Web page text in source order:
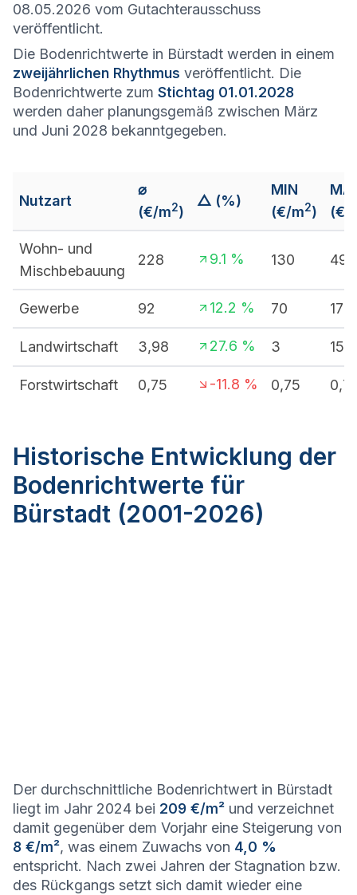
08.05.2026 vom Gutachterausschuss
veröffentlicht.
Die Bodenrichtwerte in Bürstadt werden in einem
zweijährlichen Rhythmus veröffentlicht. Die
Bodenrichtwerte zum Stichtag 01.01.2028
werden daher planungsgemäß zwischen März
und Juni 2028 bekanntgegeben.
Nutzart
⌀
(€/m2)
△ (%)
MIN
(€/m2)
(€/
Wohn- und
Mischbebauung
228 9.1 % 130 490
Gewerbe 92 12.2 % 70 170
Landwirtschaft 3,98 27.6 % 3 15
Forstwirtschaft 0,75 -11.8 % 0,75
Historische Entwicklung der
Bodenrichtwerte für
Bürstadt (2001-2026)
Der durchschnittliche Bodenrichtwert in Bürstadt
liegt im Jahr 2024 bei 209 €/m² und verzeichnet
damit gegenüber dem Vorjahr eine Steigerung von
8 €/m², was einem Zuwachs von 4,0 %
entspricht. Nach zwei Jahren der Stagnation bzw.
des Rückgangs setzt sich damit wieder eine